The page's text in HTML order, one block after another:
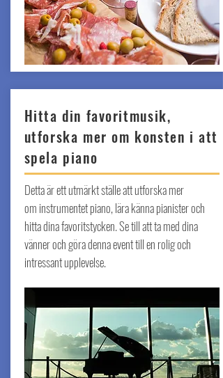
Hitta din favoritmusik,
utforska mer om konsten i att
spela piano
Detta är ett utmärkt ställe att utforska mer
om instrumentet piano, lära känna pianister och
hitta dina favoritstycken. Se till att ta med dina
vänner och göra denna event till en rolig och
intressant upplevelse.